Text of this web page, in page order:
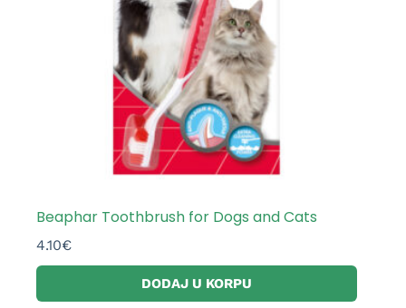
Beaphar Toothbrush for Dogs and Cats
4.10€
DODAJ U KORPU